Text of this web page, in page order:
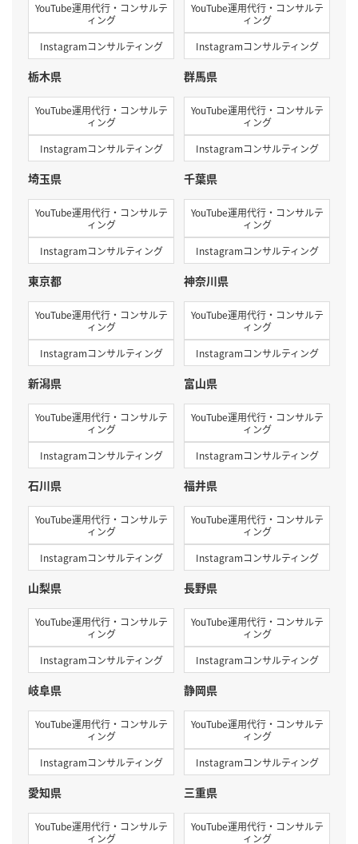
YouTube運用代行・コンサルテ
ィング
Instagramコンサルティング
YouTube運用代行・コンサルテ
ィング
Instagramコンサルティング
栃木県
YouTube運用代行・コンサルテ
ィング
Instagramコンサルティング
群馬県
YouTube運用代行・コンサルテ
ィング
Instagramコンサルティング
埼玉県
YouTube運用代行・コンサルテ
ィング
Instagramコンサルティング
千葉県
YouTube運用代行・コンサルテ
ィング
Instagramコンサルティング
東京都
YouTube運用代行・コンサルテ
ィング
Instagramコンサルティング
神奈川県
YouTube運用代行・コンサルテ
ィング
Instagramコンサルティング
新潟県
YouTube運用代行・コンサルテ
ィング
Instagramコンサルティング
富山県
YouTube運用代行・コンサルテ
ィング
Instagramコンサルティング
石川県
YouTube運用代行・コンサルテ
ィング
Instagramコンサルティング
福井県
YouTube運用代行・コンサルテ
ィング
Instagramコンサルティング
山梨県
YouTube運用代行・コンサルテ
ィング
Instagramコンサルティング
長野県
YouTube運用代行・コンサルテ
ィング
Instagramコンサルティング
岐阜県
YouTube運用代行・コンサルテ
ィング
Instagramコンサルティング
静岡県
YouTube運用代行・コンサルテ
ィング
Instagramコンサルティング
愛知県
YouTube運用代行・コンサルテ
ィング
三重県
YouTube運用代行・コンサルテ
ィング